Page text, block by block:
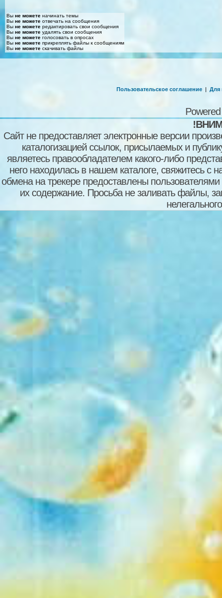
Вы не можете начинать темы
Вы не можете отвечать на сообщения
Вы не можете редактировать свои сообщения
Вы не можете удалять свои сообщения
Вы не можете голосовать в опросах
Вы не можете прикреплять файлы к сообщениям
Вы не можете скачивать файлы
Пользовательское соглашение | Для
Сайт не предоставляет электронные версии
каталогизацией ссылок, присылаемых и
являетесь правообладателем какого-либо
него находилась в нашем каталоге, свяжитесь
обмена на трекере предоставлены пользователями
их содержание. Просьба не заливать файлы,